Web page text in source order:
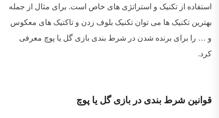
استفاده از تکنیک و استراتژی های خاص است. برای مثال از جمله
بهترین تکنیک ها می توان تکنیک بلوف زدن و تاکتیک های معکوس
و … را برای برنده شدن در شرط بندی بازی گل یا پوچ معرفی
کرد.
قوانین شرط بندی در بازی گل یا پوچ